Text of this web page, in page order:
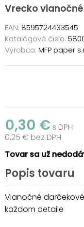
Vrecko
EAN: 8595724433545
Katalógové čislo:
Výrobca: MFP paper
0,30 € s DPH
0,25 € bez DPH
Tovar sa už
Popis tovaru
Vianočné
každom detaile